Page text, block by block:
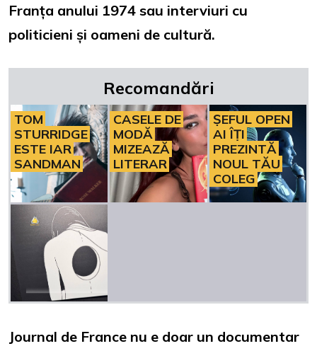
Franța anului 1974 sau interviuri cu
politicieni și oameni de cultură.
Recomandări
TOM
STURRIDGE
ESTE IAR
SANDMAN
CASELE DE
MODĂ
MIZEAZĂ
LITERAR
ȘEFUL OPEN
AI ÎȚI
PREZINTĂ
NOUL TĂU
COLEG
Journal de France nu e doar un documentar